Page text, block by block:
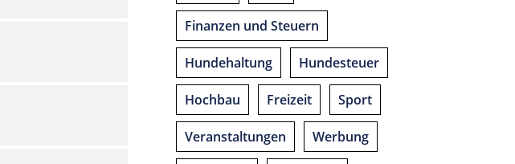
Finanzen und Steuern
Hundehaltung Hundesteuer
Hochbau Freizeit Sport
Veranstaltungen Werbung